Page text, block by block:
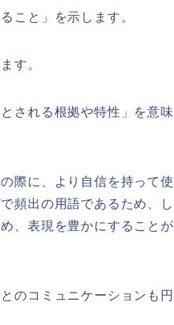
こと」を示します。
す。
される根拠や特性」を意味
際に、より自信を持って使
頻出の用語であるため、し
、表現を豊かにすることが
のコミュニケーションも円